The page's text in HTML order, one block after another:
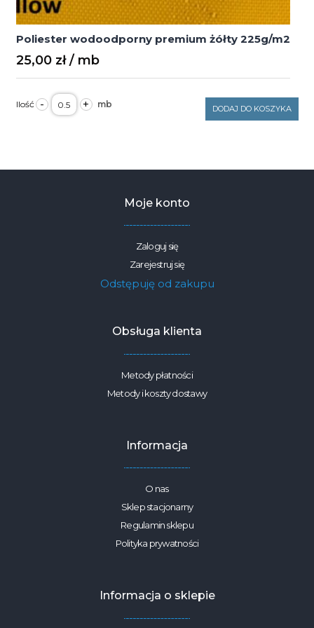
Poliester wodoodporny premium żółty 225g/m2
25,00 zł
- ilość
Poliester
wodoodporny
+ DODAJ DO KOSZYKA
Moje konto
Zaloguj się
Zarejestruj się
Odstępuję od zakupu
Obsługa klienta
Metody płatności
Metody i koszty dostawy
Informacja
O nas
Sklep stacjonarny
Regulamin sklepu
Polityka prywatności
Informacja o sklepie